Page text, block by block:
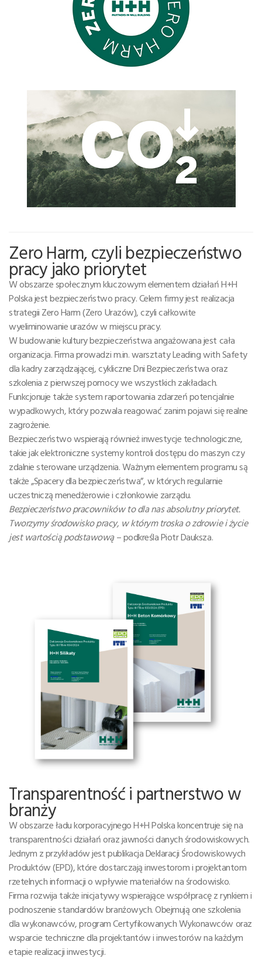
Zero Harm, czyli bezpieczeństwo
pracy jako priorytet
W obszarze społecznym kluczowym elementem działań H+H
Polska jest bezpieczeństwo pracy. Celem firmy jest realizacja
strategii Zero Harm (Zero Urazów), czyli całkowite
wyeliminowanie urazów w miejscu pracy.
W budowanie kultury bezpieczeństwa angażowana jest cała
organizacja. Firma prowadzi m.in. warsztaty Leading with Safety
dla kadry zarządzającej, cykliczne Dni Bezpieczeństwa oraz
szkolenia z pierwszej pomocy we wszystkich zakładach.
Funkcjonuje także system raportowania zdarzeń potencjalnie
wypadkowych, który pozwala reagować zanim pojawi się realne
zagrożenie.
Bezpieczeństwo wspierają również inwestycje technologiczne,
takie jak elektroniczne systemy kontroli dostępu do maszyn czy
zdalnie sterowane urządzenia. Ważnym elementem programu są
także „Spacery dla bezpieczeństwa”, w których regularnie
uczestniczą menedżerowie i członkowie zarządu.
Bezpieczeństwo pracowników to dla nas absolutny priorytet.
Tworzymy środowisko pracy, w którym troska o zdrowie i życie
jest wartością podstawową– podkreśla Piotr Dauksza.
Transparentność i partnerstwo w
branży
W obszarze ładu korporacyjnego H+H Polska koncentruje się na
transparentności działań oraz jawności danych środowiskowych.
Jednym z przykładów jest publikacja Deklaracji Środowiskowych
Produktów (EPD), które dostarczają inwestorom i projektantom
rzetelnych informacji o wpływie materiałów na środowisko.
Firma rozwija także inicjatywy wspierające współpracę z rynkiem i
podnoszenie standardów branżowych. Obejmują one szkolenia
dla wykonawców, program Certyfikowanych Wykonawców oraz
wsparcie techniczne dla projektantów i inwestorów na każdym
etapie realizacji inwestycji.